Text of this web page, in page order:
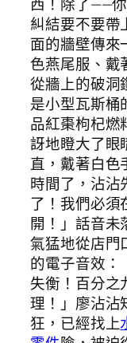
西！除了——
糾結要不要帶
面的牆壁傳來
色燕尾服、戴
從牆上的破洞
是小型瓦斯桶
品紅棗枸杞
訝地瞪大了眼
直，戴著白色
時間了，沾沾
了！我們必須
開！」話音未
氣猛地從店門
的電子音效：
失衡！百分之
理！」廖沾沾
狂，已經找上